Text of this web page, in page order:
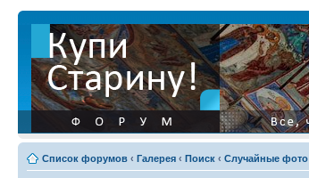
Список форумов ‹ Галерея ‹ Поиск ‹ Случайные фото